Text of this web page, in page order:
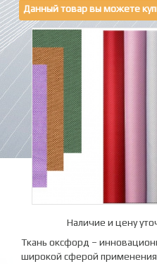
Данный товар вы можете
Наличие и цену
Ткань оксфорд –
широкой сферой